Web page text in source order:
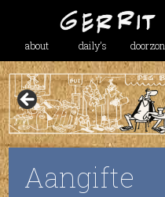
about daily’s doorzon
Aangifte